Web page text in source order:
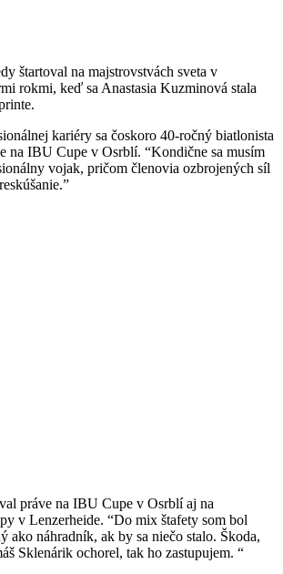
štartoval na majstrovstvách sveta v
rokmi, keď sa Anastasia Kuzminová stala
kariéry sa čoskoro 40-ročný biatlonista
na IBU Cupe v Osrblí. “Kondične sa musím
vojak, pričom členovia ozbrojených síl
práve na IBU Cupe v Osrblí aj na
v Lenzerheide. “Do mix štafety som bol
ako náhradník, ak by sa niečo stalo. Škoda,
Sklenárik ochorel, tak ho zastupujem. “